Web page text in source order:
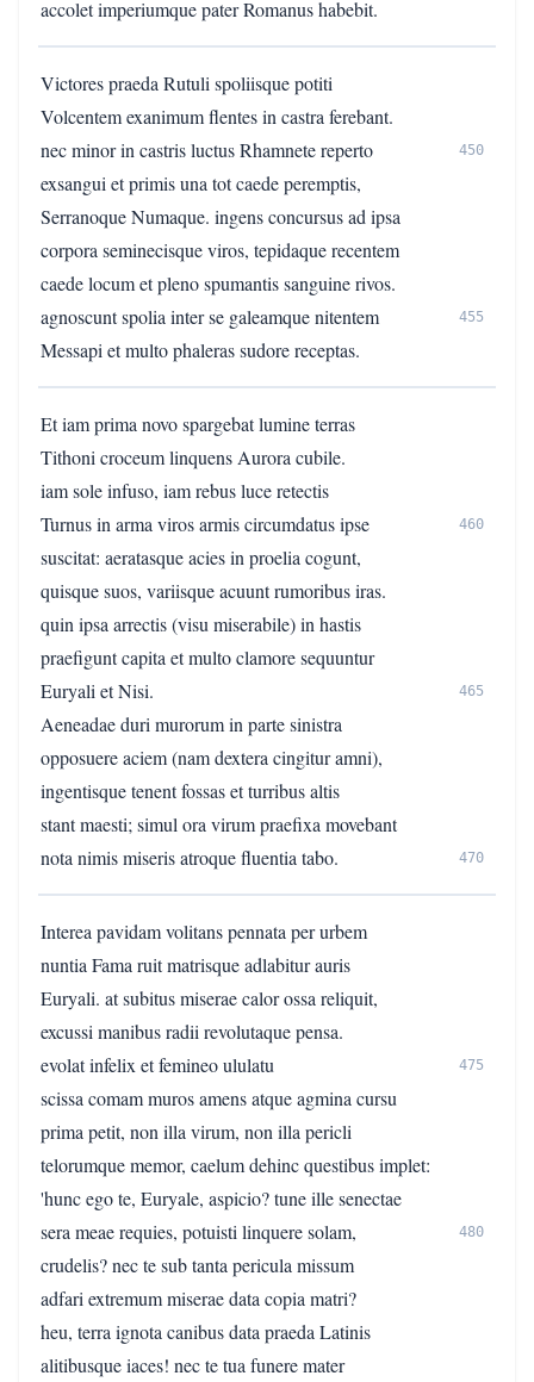
accolet imperiumque pater Romanus habebit.
Victores praeda Rutuli spoliisque potiti
Volcentem exanimum flentes in castra ferebant.
nec minor in castris luctus Rhamnete reperto
450
exsangui et primis una tot caede peremptis,
Serranoque Numaque. ingens concursus ad ipsa
corpora seminecisque viros, tepidaque recentem
caede locum et pleno spumantis sanguine rivos.
agnoscunt spolia inter se galeamque nitentem
455
Messapi et multo phaleras sudore receptas.
Et iam prima novo spargebat lumine terras
Tithoni croceum linquens Aurora cubile.
iam sole infuso, iam rebus luce retectis
Turnus in arma viros armis circumdatus ipse
460
suscitat: aeratasque acies in proelia cogunt,
quisque suos, variisque acuunt rumoribus iras.
quin ipsa arrectis (visu miserabile) in hastis
praefigunt capita et multo clamore sequuntur
Euryali et Nisi.
465
Aeneadae duri murorum in parte sinistra
opposuere aciem (nam dextera cingitur amni),
ingentisque tenent fossas et turribus altis
stant maesti; simul ora virum praefixa movebant
nota nimis miseris atroque fluentia tabo.
470
Interea pavidam volitans pennata per urbem
nuntia Fama ruit matrisque adlabitur auris
Euryali. at subitus miserae calor ossa reliquit,
excussi manibus radii revolutaque pensa.
evolat infelix et femineo ululatu
475
scissa comam muros amens atque agmina cursu
prima petit, non illa virum, non illa pericli
telorumque memor, caelum dehinc questibus implet:
'hunc ego te, Euryale, aspicio? tune ille senectae
sera meae requies, potuisti linquere solam,
480
crudelis? nec te sub tanta pericula missum
adfari extremum miserae data copia matri?
heu, terra ignota canibus data praeda Latinis
alitibusque iaces! nec te tua funere mater